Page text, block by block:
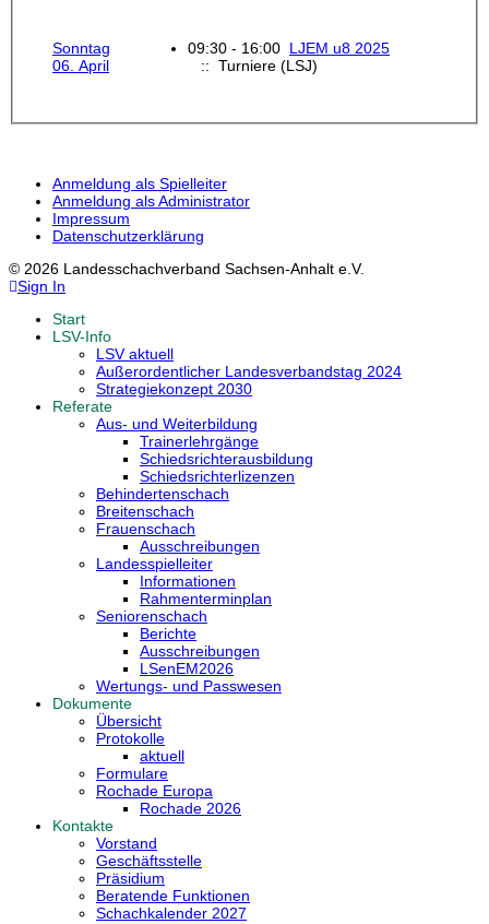
Sonntag
06. April
09:30 - 16:00 LJEM u8 2025
:: Turniere (LSJ)
Anmeldung als Spielleiter
Anmeldung als Administrator
Impressum
Datenschutzerklärung
© 2026 Landesschachverband Sachsen-Anhalt e.V.
Sign In
Start
LSV-Info
LSV aktuell
Außerordentlicher Landesverbandstag 2024
Strategiekonzept 2030
Referate
Aus- und Weiterbildung
Trainerlehrgänge
Schiedsrichterausbildung
Schiedsrichterlizenzen
Behindertenschach
Breitenschach
Frauenschach
Ausschreibungen
Landesspielleiter
Informationen
Rahmenterminplan
Seniorenschach
Berichte
Ausschreibungen
LSenEM2026
Wertungs- und Passwesen
Dokumente
Übersicht
Protokolle
aktuell
Formulare
Rochade Europa
Rochade 2026
Kontakte
Vorstand
Geschäftsstelle
Präsidium
Beratende Funktionen
Schachkalender 2027